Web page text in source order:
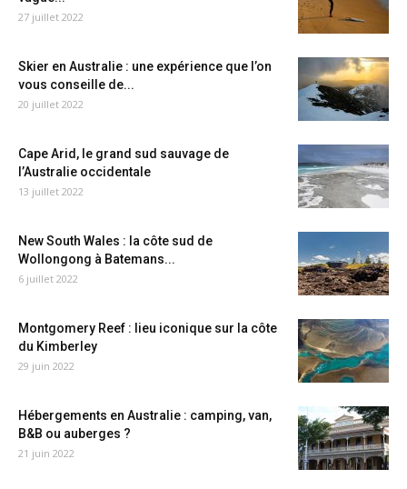
27 juillet 2022
Skier en Australie : une expérience que l’on
vous conseille de...
20 juillet 2022
Cape Arid, le grand sud sauvage de
l’Australie occidentale
13 juillet 2022
New South Wales : la côte sud de
Wollongong à Batemans...
6 juillet 2022
Montgomery Reef : lieu iconique sur la côte
du Kimberley
29 juin 2022
Hébergements en Australie : camping, van,
B&B ou auberges ?
21 juin 2022